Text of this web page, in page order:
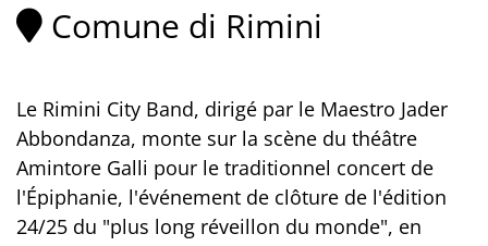
Comune di Rimini
Le Rimini City Band, dirigé par le Maestro Jader
Abbondanza, monte sur la scène du théâtre
Amintore Galli pour le traditionnel concert de
l'Épiphanie, l'événement de clôture de l'édition
24/25 du "plus long réveillon du monde", en